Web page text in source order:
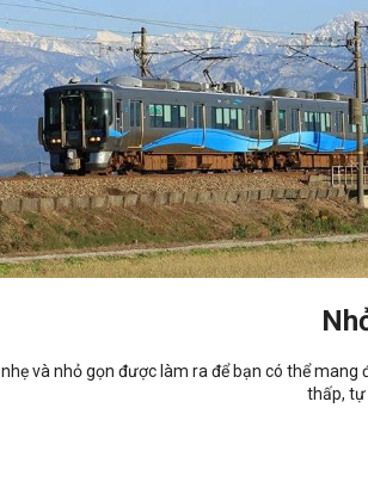
nhẹ và nhỏ gọn được làm ra để bạn có thể
thấp, tự